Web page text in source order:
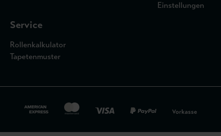
Einstellungen
Service
Rollenkalkulator
Tapetenmuster